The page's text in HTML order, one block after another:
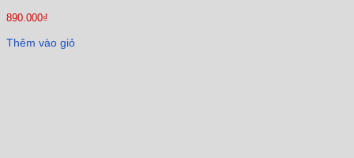
890.000₫
Thêm vào giỏ